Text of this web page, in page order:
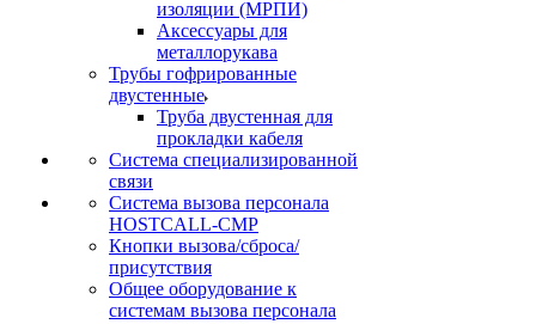
изоляции (МРПИ)
Аксессуары для
металлорукава
Трубы гофрированные
двустенные
Труба двустенная для
прокладки кабеля
Система специализированной
связи
Cистема вызова персонала
HOSTCALL-CMP
Кнопки вызова/сброса/
присутствия
Общее оборудование к
системам вызова персонала